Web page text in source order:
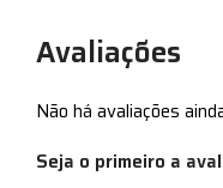
Avaliações
Não há avaliações
Seja o primeiro a